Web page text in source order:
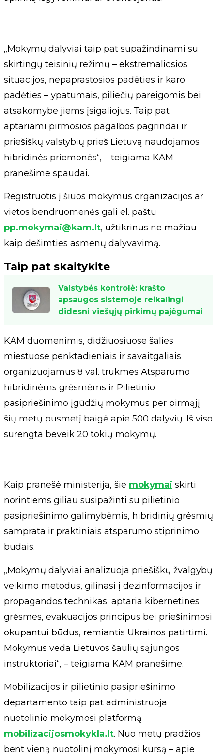
„Mokymų dalyviai taip pat supažindinami su
skirtingų teisinių režimų – ekstremaliosios
situacijos, nepaprastosios padėties ir karo
padėties – ypatumais, piliečių pareigomis bei
atsakomybe jiems įsigaliojus. Taip pat
aptariami pirmosios pagalbos pagrindai ir
priešiškų valstybių prieš Lietuvą naudojamos
hibridinės priemonės“, – teigiama KAM
pranešime spaudai.
Registruotis į šiuos mokymus organizacijos ar
vietos bendruomenės gali el. paštu
pp.mokymai@kam.lt, užtikrinus ne mažiau
kaip dešimties asmenų dalyvavimą.
Taip pat skaitykite
Valstybės kontrolė: krašto
apsaugos sistemoje reikalingi
didesni viešųjų pirkimų pajėgumai
KAM duomenimis, didžiuosiuose šalies
miestuose penktadieniais ir savaitgaliais
organizuojamus 8 val. trukmės Atsparumo
hibridinėms grėsmėms ir Pilietinio
pasipriešinimo įgūdžių mokymus per pirmąjį
šių metų pusmetį baigė apie 500 dalyvių. Iš viso
surengta beveik 20 tokių mokymų.
Kaip pranešė ministerija, šie mokymai skirti
norintiems giliau susipažinti su pilietinio
pasipriešinimo galimybėmis, hibridinių grėsmių
samprata ir praktiniais atsparumo stiprinimo
būdais.
„Mokymų dalyviai analizuoja priešiškų žvalgybų
veikimo metodus, gilinasi į dezinformacijos ir
propagandos technikas, aptaria kibernetines
grėsmes, evakuacijos principus bei priešinimosi
okupantui būdus, remiantis Ukrainos patirtimi.
Mokymus veda Lietuvos šaulių sąjungos
instruktoriai“, – teigiama KAM pranešime.
Mobilizacijos ir pilietinio pasipriešinimo
departamento taip pat administruoja
nuotolinio mokymosi platformą
mobilizacijosmokykla.lt. Nuo metų pradžios
bent vieną nuotolinį mokymosi kursą – apie